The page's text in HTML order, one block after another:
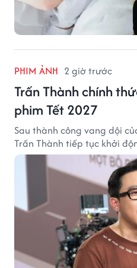
PHIM ẢNH 2 giờ trước
Trấn Thành chính
phim Tết 2027
Sau thành công vang dội
Trấn Thành tiếp tục khởi